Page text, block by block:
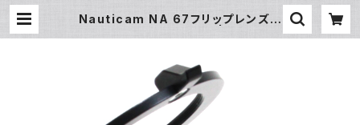
Nauticam NA 67フリップレンズア